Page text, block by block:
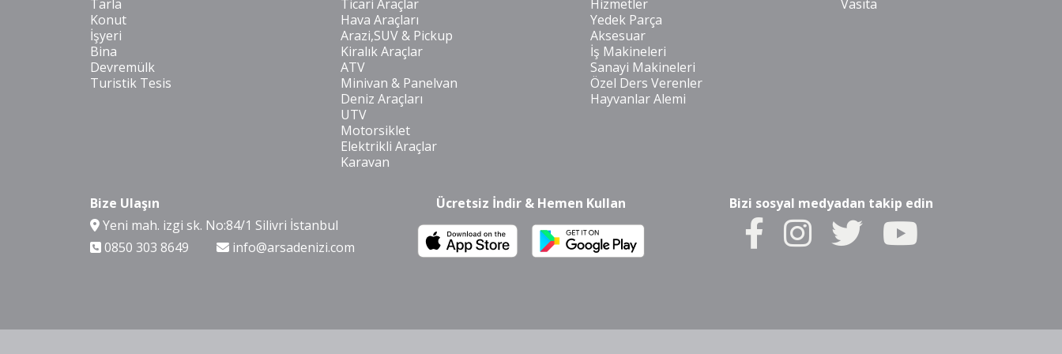
Tarla
Konut
İşyeri
Bina
Devremülk
Turistik Tesis
Ticari Araçlar
Hava Araçları
Arazi,SUV & Pickup
Kiralık Araçlar
ATV
Minivan & Panelvan
Deniz Araçları
UTV
Motorsiklet
Elektrikli Araçlar
Karavan
Hizmetler
Yedek Parça
Aksesuar
İş Makineleri
Sanayi Makineleri
Özel Ders Verenler
Hayvanlar Alemi
Vasıta
Bize Ulaşın
Yeni mah. izgi sk. No:84/1 Silivri İstanbul
0850 303 8649
info@arsadenizi.com
Ücretsiz İndir & Hemen Kullan Bizi sosyal medyadan takip edin